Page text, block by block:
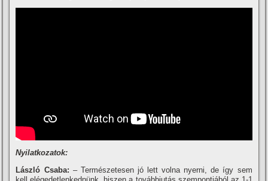
Nyilatkozatok:
László Csaba: – Természetesen jó lett volna nyerni, de í­gy sem